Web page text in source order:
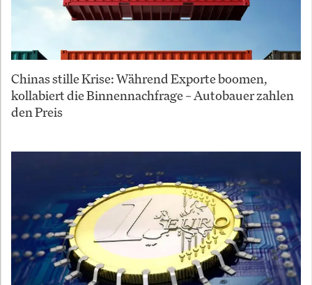
Chinas stille Krise: Während Exporte boomen,
kollabiert die Binnennachfrage – Autobauer zahlen
den Preis